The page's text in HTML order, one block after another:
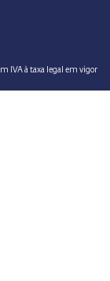
IVA à taxa legal em vigor